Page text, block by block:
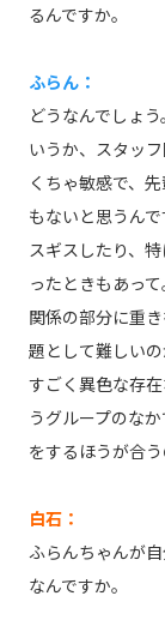
るんですか。
ふらん：
どうなんでしょ
いうか、スタッ
くちゃ敏感で、
もないと思うん
スギスしたり、
ったときもあっ
関係の部分に重
題として難しい
すごく異色な存
うグループのな
をするほうが合
白石：
ふらんちゃんが
なんですか。